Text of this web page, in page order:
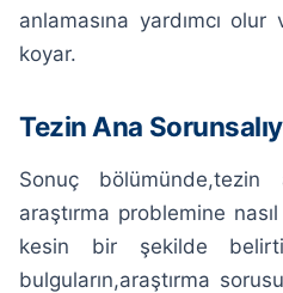
anlamasına yardımcı
koyar.
Tezin Ana
Sonuç
araştırma problemine
kesin bir şekilde
bulguların,araştırma